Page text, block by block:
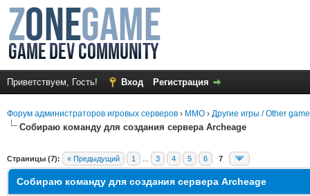
Приветствуем, Гость! Вход Регистрация
Форум администраторов игровых серверов › MMO › Другие игры / Other
Собираю команду для создания сервера Archeage
Страницы (7): « Предыдущий 1 3 4 5 6 7
Собираю команду для создания сервера Archeage